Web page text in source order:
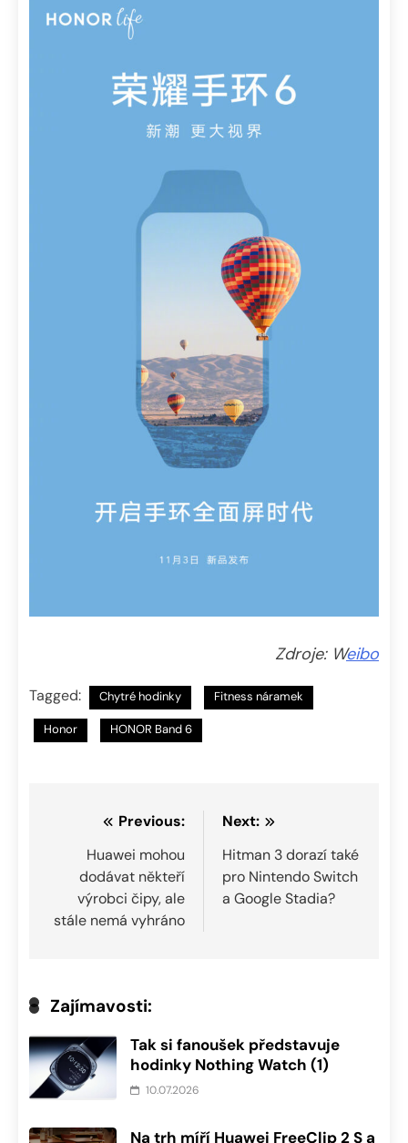
Zdroje: Weibo
Tagged: Chytré hodinky Fitness náramek
Honor HONOR Band 6
Navigace
příspěvek
Previous:
Huawei mohou
dodávat někteří
výrobci čipy, ale
stále nemá vyhráno
Next:
Hitman 3 dorazí také
pro Nintendo Switch
a Google Stadia?
Zajímavosti:
Tak si fanoušek představuje
hodinky Nothing Watch (1)
10.07.2026
Na trh míří Huawei FreeClip 2 S a